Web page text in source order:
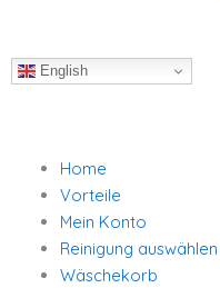
English
Home
Vorteile
Mein Konto
Reinigung auswählen
Wäschekorb